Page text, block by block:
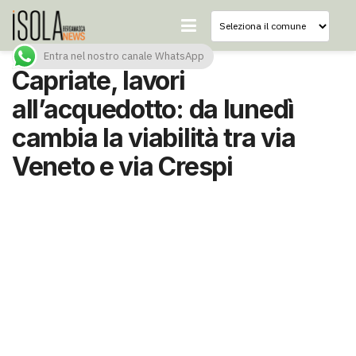
Capriate, lavori
all’acquedotto: da lunedì
cambia la viabilità tra via
Veneto e via Crespi
Entra nel nostro canale WhatsApp